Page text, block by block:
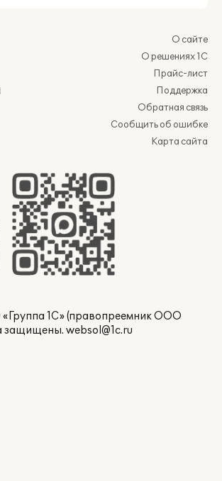
О сайте
О решениях 1С
Прайс-лист
Поддержка
Обратная связь
Сообщить об ошибке
Карта сайта
1С» (правопреемник ООО
защищены. websol@1c.ru